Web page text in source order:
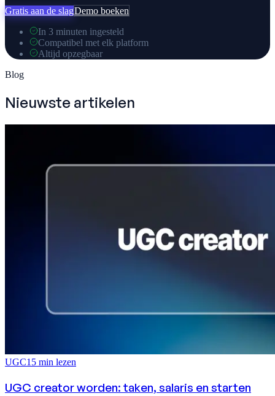
Gratis aan de slagDemo boeken
In 3 minuten ingesteld
Compatibel met elk platform
Altijd opzegbaar
Blog
Nieuwste artikelen
UGC15 min lezen
UGC creator worden: taken, salaris en starten